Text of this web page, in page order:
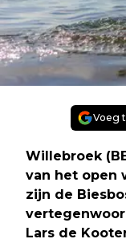
Voeg
Willebroek
van het open
zijn de
Lars de